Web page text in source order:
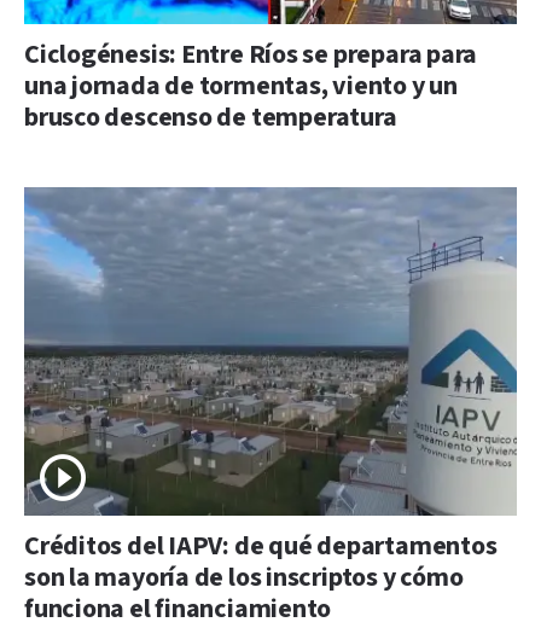
Ciclogénesis: Entre Ríos se prepara para
una jornada de tormentas, viento y un
brusco descenso de temperatura
Créditos del IAPV: de qué departamentos
son la mayoría de los inscriptos y cómo
funciona el financiamiento